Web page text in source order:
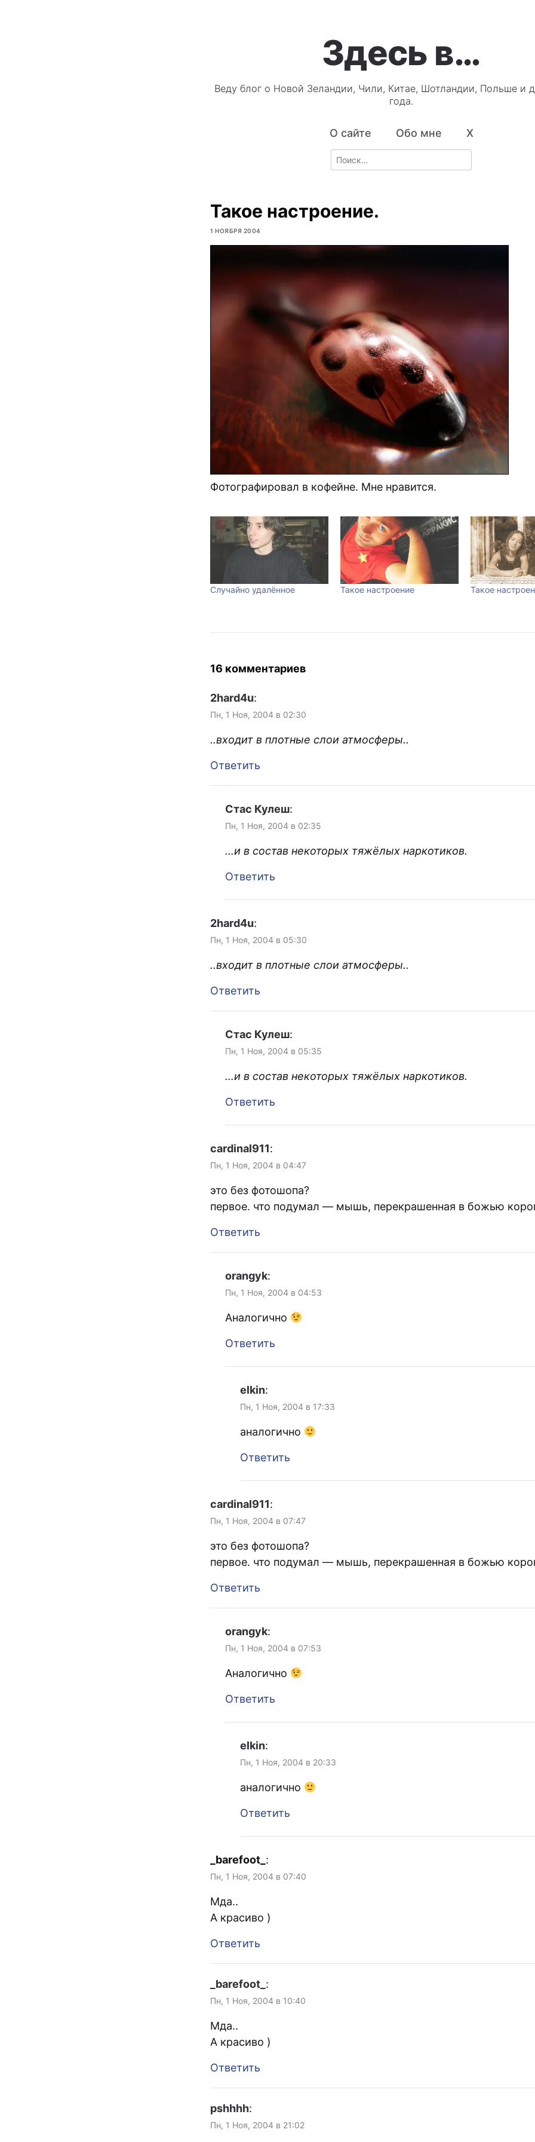
Здесь в…
Веду блог о Новой Зеландии, Чили, Китае, Шотландии, Польше и
года.
О сайте Обо мне X
Search
for:
Такое настроение.
1 НОЯБРЯ 2004
Фотографировал в кофейне. Мне нравится.
Случайно удалённое Такое настроение Такое
16 комментариев
2hard4u:
Пн, 1 Ноя, 2004 в 02:30
..входит в плотные слои атмосферы..
Ответить
Стас Кулеш:
Пн, 1 Ноя, 2004 в 02:35
…и в состав некоторых тяжёлых наркотиков.
Ответить
2hard4u:
Пн, 1 Ноя, 2004 в 05:30
..входит в плотные слои атмосферы..
Ответить
Стас Кулеш:
Пн, 1 Ноя, 2004 в 05:35
…и в состав некоторых тяжёлых наркотиков.
Ответить
cardinal911:
Пн, 1 Ноя, 2004 в 04:47
это без фотошопа?
первое. что подумал — мышь, перекрашенная в божью
Ответить
orangyk:
Пн, 1 Ноя, 2004 в 04:53
Аналогично
Ответить
elkin:
Пн, 1 Ноя, 2004 в 17:33
аналогично
Ответить
cardinal911:
Пн, 1 Ноя, 2004 в 07:47
это без фотошопа?
первое. что подумал — мышь, перекрашенная в божью
Ответить
orangyk:
Пн, 1 Ноя, 2004 в 07:53
Аналогично
Ответить
elkin:
Пн, 1 Ноя, 2004 в 20:33
аналогично
Ответить
_barefoot_ :
Пн, 1 Ноя, 2004 в 07:40
Мда..
А красиво )
Ответить
_barefoot_ :
Пн, 1 Ноя, 2004 в 10:40
Мда..
А красиво )
Ответить
pshhhh:
Пн, 1 Ноя, 2004 в 21:02